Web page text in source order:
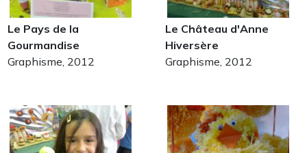
Le Pays de la
Gourmandise
Graphisme, 2012
Le Château d'Anne
Hiversère
Graphisme, 2012